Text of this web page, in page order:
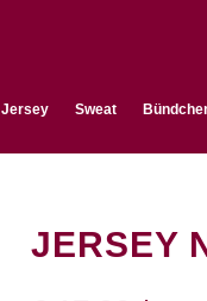
Jersey Sweat
JERSEY